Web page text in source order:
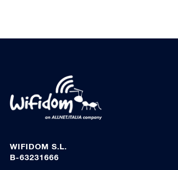
WIFIDOM S.L.
B-63231666